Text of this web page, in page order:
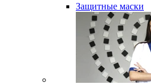
Защитные маски